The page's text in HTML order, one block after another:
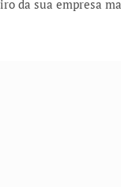
da sua empresa